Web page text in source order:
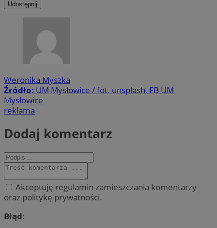
Udostępnij
Weronika Myszka
Źródło: UM Mysłowice / fot. unsplash, FB UM
Mysłowice
reklama
Dodaj komentarz
Akceptuję regulamin zamieszczania komentarzy
oraz politykę prywatności.
Błąd: